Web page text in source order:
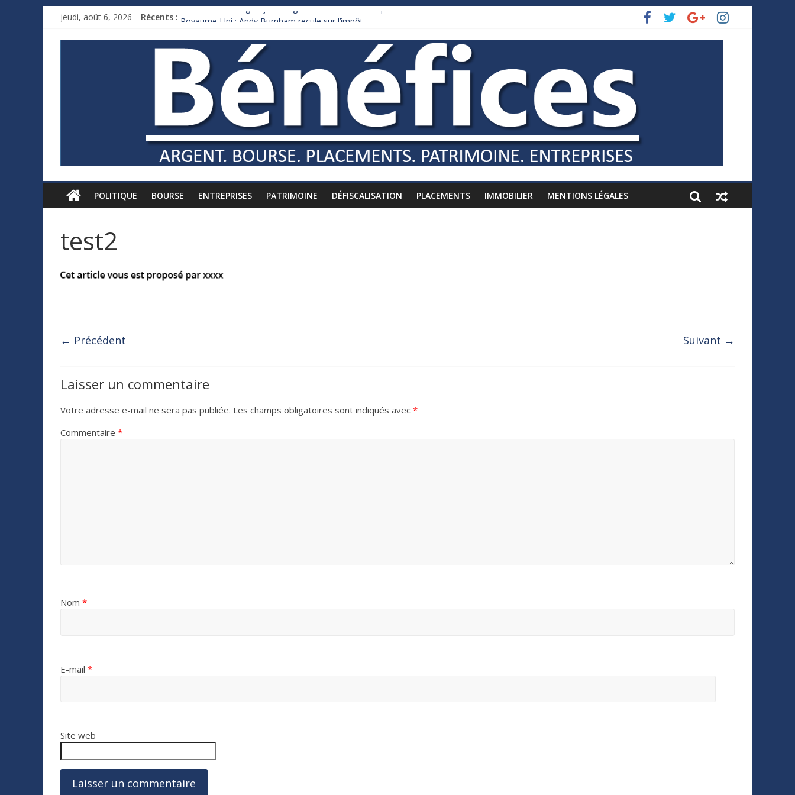
jeudi, août 6, 2026 Récents : Bourse : Samsung déçoit malgré un bénéfice historique
Royaume-Uni : Andy Burnham recule sur l’impôt
Xavier Niel, le milliardaire qui ne touche presque rien
Ruée des fortunes russes vers l’étranger
France : le logement mis à l’épreuve par la chaleur
POLITIQUE BOURSE ENTREPRISES PATRIMOINE DÉFISCALISATION PLACEMENTS IMMOBILIER MENTIONS LÉGALES
test2
← Précédent Suivant →
Laisser un commentaire
Votre adresse e-mail ne sera pas publiée. Les champs obligatoires sont indiqués avec *
Commentaire *
Nom *
E-mail *
Site web